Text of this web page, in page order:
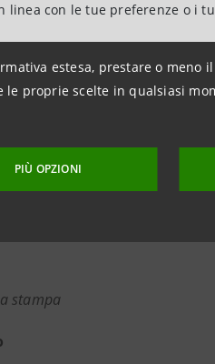
con le tue preferenze o i
estesa, prestare o meno
proprie scelte in qualsiasi
PIÙ OPZIONI
, Direttore della UOS di
, Professore di
Didattico universitario
, Direttrice Ufficio di
, responsabile
stampa